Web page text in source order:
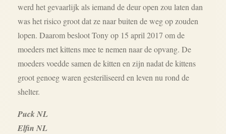
werd het gevaarlijk als iemand de deur open zou laten dan
was het risico groot dat ze naar buiten de weg op zouden
lopen. Daarom besloot Tony op 15 april 2017 om de
moeders met kittens mee te nemen naar de opvang. De
moeders voedde samen de kitten en zijn nadat de kittens
groot genoeg waren gesteriliseerd en leven nu rond de
shelter.
Puck NL
Elfin NL